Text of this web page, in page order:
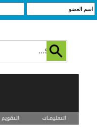
التعليمـــات التقويم